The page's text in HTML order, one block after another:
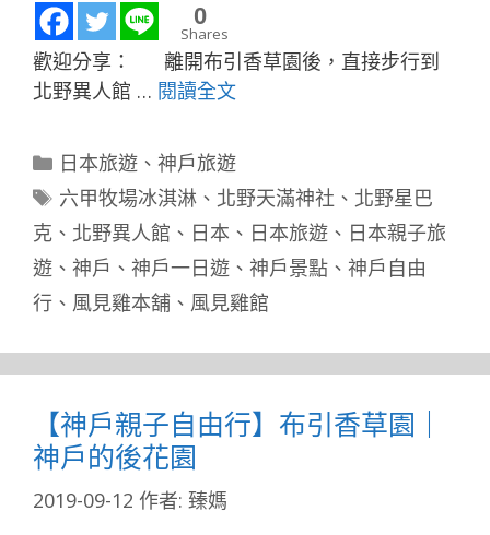
0
Shares
歡迎分享： 離開布引香草園後，直接步行到
北野異人館 … 閱讀全文
分
類
日本旅遊、 神戶旅遊
標
籤
六甲牧場冰淇淋、 北野天滿神社 、 北野星巴
克 、 北野異人館 、 日本 、 日本旅遊 、 日本親子旅
遊 、 神戶 、 神戶一日遊 、 神戶景點 、 神戶自由
行 、 風見雞本舖 、 風見雞館
【神戶親子自由行】布引香草園｜
神戶的後花園
2019-09-12 作者: 臻媽